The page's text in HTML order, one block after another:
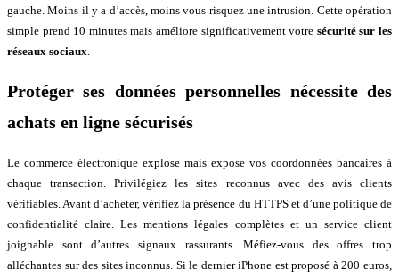
gauche. Moins il y a d’accès, moins vous risquez une intrusion. Cette opération
simple prend 10 minutes mais améliore significativement votre sécurité sur les
réseaux sociaux
Protéger ses données personnelles nécessite des
achats en ligne sécurisés
Le commerce électronique explose mais expose vos coordonnées bancaires à
chaque transaction. Privilégiez les sites reconnus avec des avis clients
vérifiables. Avant d’acheter, vérifiez la présence du HTTPS et d’une politique de
confidentialité claire. Les mentions légales complètes et un service client
joignable sont d’autres signaux rassurants. Méfiez-vous des offres trop
alléchantes sur des sites inconnus. Si le dernier iPhone est proposé à 200 euros,